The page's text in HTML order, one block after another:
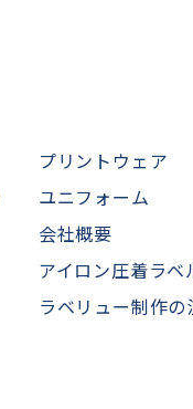
プリントウェア
ユニフォーム
会社概要
アイロン圧着ラベ
ラベリュー制作の